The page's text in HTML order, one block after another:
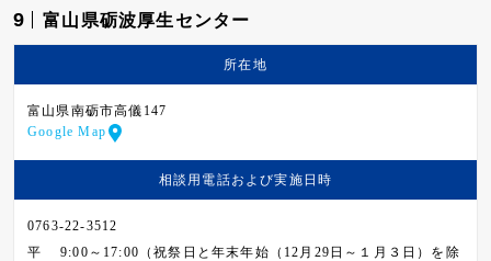
9 富山県砺波厚生センター
所在地
富山県南砺市高儀147
Google Map
相談用電話および実施日時
0763-22-3512
平
9:00～17:00（祝祭日と年末年始（12月29日～１月３日）を除